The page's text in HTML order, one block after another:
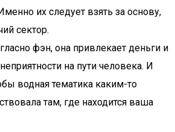
их следует взять за основу,
сектор.
фэн, она привлекает деньги и
на пути человека. И
водная тематика каким-то
там, где находится ваша